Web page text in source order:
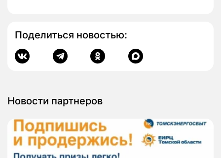
Поделиться новостью:
Новости партнеров